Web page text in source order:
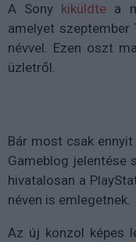
A Sony kiküldte a
amelyet szeptember
névvel. Ezen oszt
üzletről.
Bár most csak
Gameblog jelentése
hivatalosan a
néven is emlegetnek.
Az új konzol képes